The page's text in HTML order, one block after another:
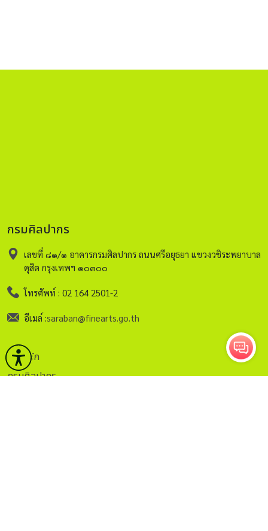
กรมศิลปากร
เลขที่ ๘๑/๑ อาคารกรมศิลปากร ถนนศรีอยุธยา แขวงวชิระพยาบาล
ดุสิต กรุงเทพฯ ๑๐๓๐๐
โทรศัพท์ : 02 164 2501-2
อีเมล์ :saraban@finearts.go.th
หน้าหลัก
กรมศิลปากร